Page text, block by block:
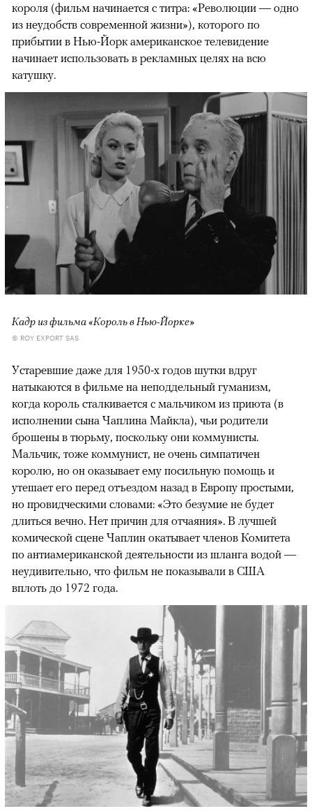
короля (фильм начинается с титра: «Революции — одно
из неудобств современной жизни»), которого по
прибытии в Нью-Йорк американское телевидение
начинает использовать в рекламных целях на всю
катушку.
Кадр из фильма «Король в Нью-Йорке»
© ROY EXPORT SAS
Устаревшие даже для 1950-х годов шутки вдруг
натыкаются в фильме на неподдельный гуманизм,
когда король сталкивается с мальчиком из приюта (в
исполнении сына Чаплина Майкла), чьи родители
брошены в тюрьму, поскольку они коммунисты.
Мальчик, тоже коммунист, не очень симпатичен
королю, но он оказывает ему посильную помощь и
утешает его перед отъездом назад в Европу простыми,
но провидческими словами: «Это безумие не будет
длиться вечно. Нет причин для отчаяния». В лучшей
комической сцене Чаплин окатывает членов Комитета
по антиамериканской деятельности из шланга водой —
неудивительно, что фильм не показывали в США
вплоть до 1972 года.